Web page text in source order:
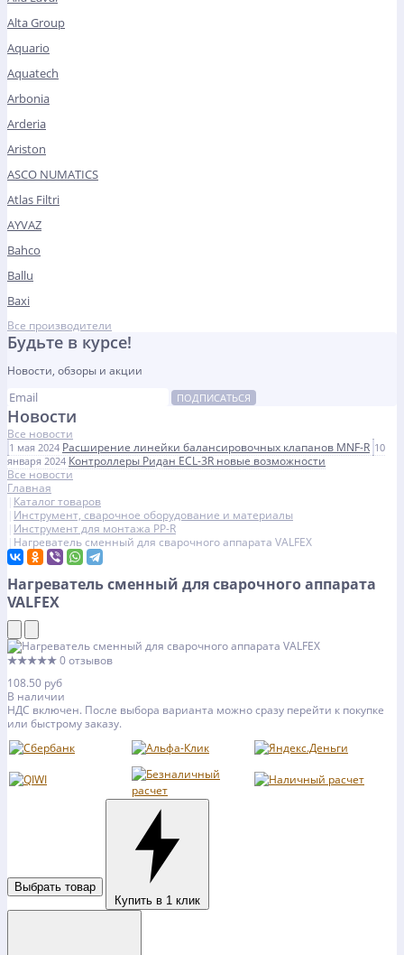
Alta Group
Aquario
Aquatech
Arbonia
Arderia
Ariston
ASCO NUMATICS
Atlas Filtri
AYVAZ
Bahco
Ballu
Baxi
Все производители
Будьте в курсе!
Новости, обзоры и акции
ПОДПИСАТЬСЯ
Новости
Все новости
1 мая 2024 Расширение линейки балансировочных клапанов MNF-R 10
января 2024 Контроллеры Ридан ECL-3R новые возможности
Все новости
Главная
Каталог товаров
Инструмент, сварочное оборудование и материалы
Инструмент для монтажа PP-R
Нагреватель сменный для сварочного аппарата VALFEX
Нагреватель сменный для сварочного аппарата
VALFEX
★★★★★0 отзывов
108.50 руб
В наличии
НДС включен. После выбора варианта можно сразу перейти к покупке
или быстрому заказу.
Выбрать товар
Купить в 1 клик